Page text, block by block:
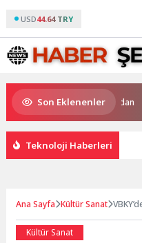
USD44.64 TRY
Son Eklenenler
start Başkan Büyükakın’dan
Teknoloji Haberleri
Ana Sayfa Kültür Sanat
Kültür Sanat